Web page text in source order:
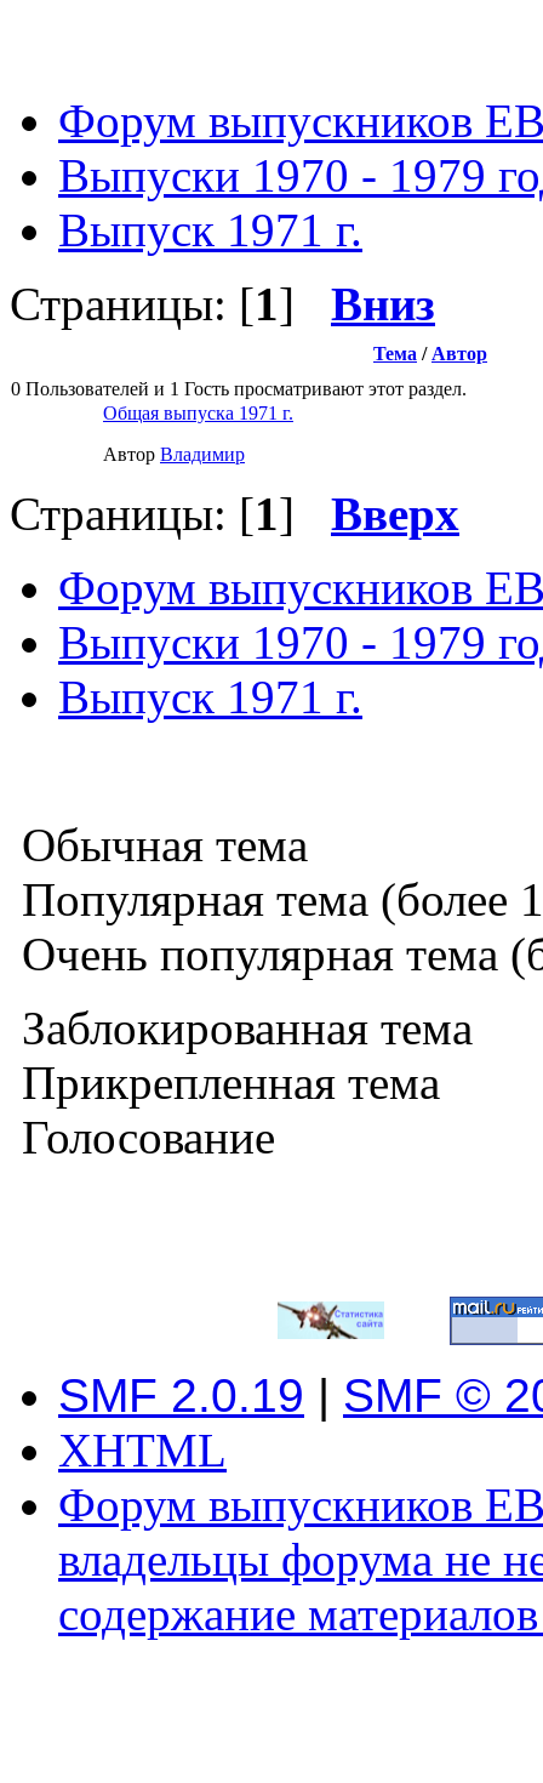
Форум выпускников
Выпуски 1970 - 1979
Выпуск 1971 г.
Страницы: [1] Вниз
Тема / Автор
0 Пользователей и 1 Гость просматривают этот раздел.
Общая выпуска 1971 г.
Автор Влaдимир
Страницы: [1] Вверх
Форум выпускников
Выпуски 1970 - 1979
Выпуск 1971 г.
Обычная тема
Популярная тема (более
Очень популярная тема
Заблокированная тема
Прикрепленная тема
Голосование
SMF 2.0.19 | SMF ©
XHTML
Форум выпускников
владельцы форума не
содержание